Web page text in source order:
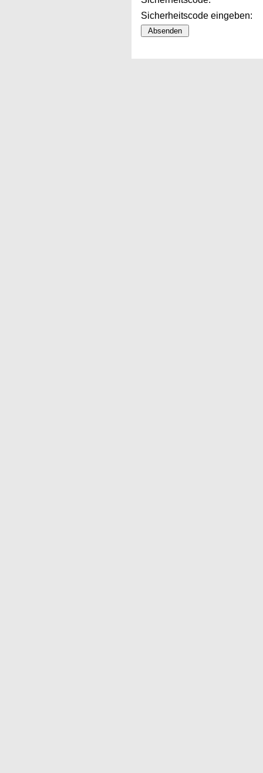
Sicherheitscode eingeben: